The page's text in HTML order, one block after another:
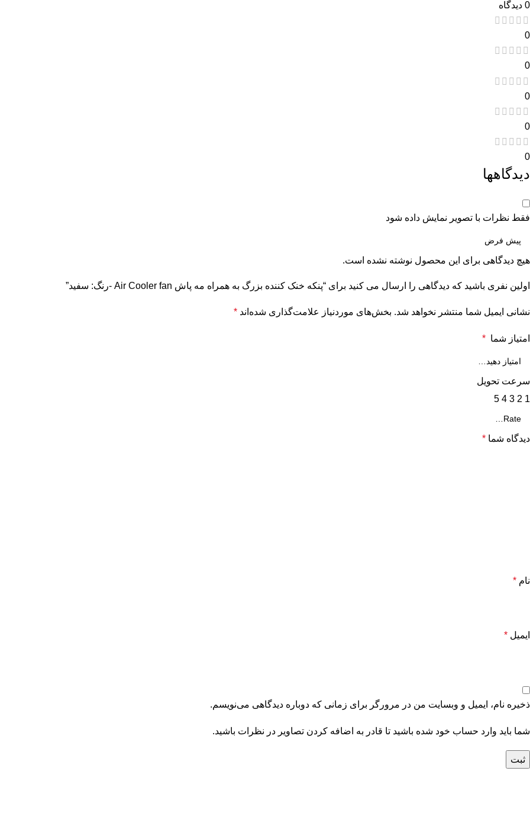
0 دیدگاه
0
0
0
0
0
دیدگاهها
فقط نظرات با تصویر نمایش داده شود
هیچ دیدگاهی برای این محصول نوشته نشده است.
اولین نفری باشید که دیدگاهی را ارسال می کنید برای “پنکه خنک کننده بزرگ به همراه مه پاش Air Cooler fan -رنگ: سفید”
نشانی ایمیل شما منتشر نخواهد شد. بخش‌های موردنیاز علامت‌گذاری شده‌اند *
امتیاز شما *
سرعت تحویل
1
2
3
4
5
دیدگاه شما *
نام *
ایمیل *
ذخیره نام، ایمیل و وبسایت من در مرورگر برای زمانی که دوباره دیدگاهی می‌نویسم.
شما باید وارد حساب خود شده باشید تا قادر به اضافه کردن تصاویر در نظرات باشید.